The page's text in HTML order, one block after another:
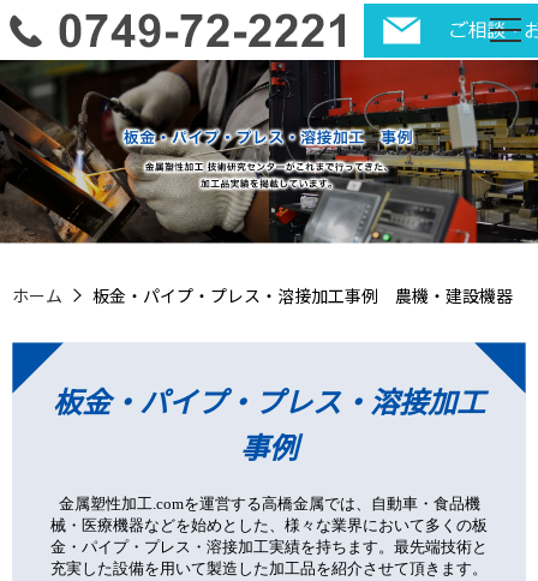
ホーム 板金・パイプ・プレス・溶接加工事例 農機・建設機器
板金・パイプ・プレス・溶接加工
事例
金属塑性加工.comを運営する高橋金属では、自動車・食品機
械・医療機器などを始めとした、様々な業界において多くの板
金・パイプ・プレス・溶接加工実績を持ちます。最先端技術と
充実した設備を用いて製造した加工品を紹介させて頂きます。